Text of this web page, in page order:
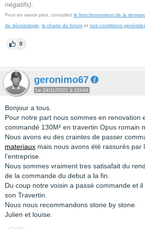
négatifs).
Pour en savoir plus, consultez le fonctionnement de la
de déontologie
la charte du forum et nos conditions
0
geronimo67
Le 24/11/2021 à 11h34
Bonjour a tous.
Pour notre part nous sommes en renovation
commandé 130M² en travertin Opus romain
Nous avons eu des craintes de passer
materiaux mais nous avons été rassurés par
l'entreprise.
Nous sommes vraiment tres satisafait du
de la commande du debut a la fin.
Du coup notre voisin a passé commande et
son Travertin.
Nous nous recommandons stone by stone.
Julien et louise.